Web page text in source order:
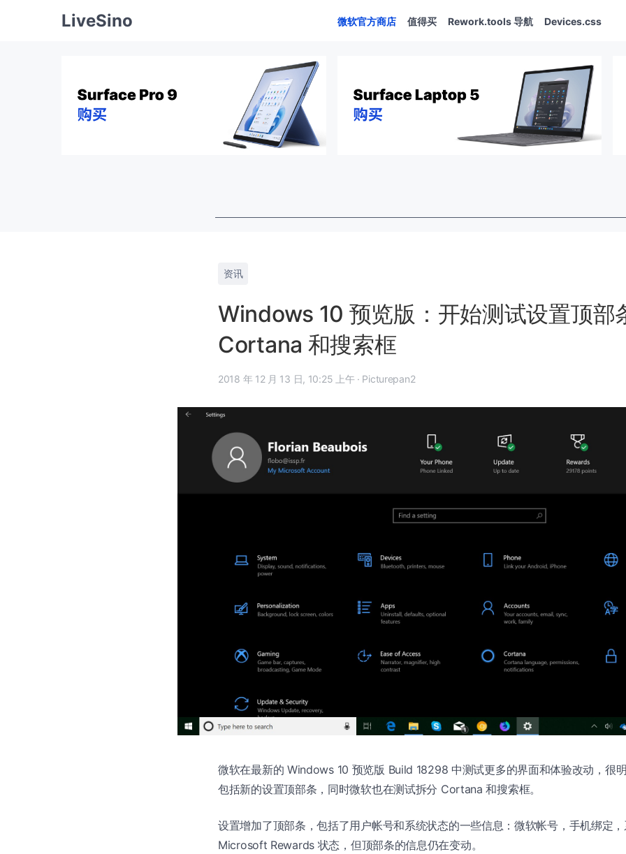
LiveSino 微软官方商店 值得买 Rework.tools 导航 Devices.css
资讯
Windows 10 预览版：开始测试设置顶部
Cortana 和搜索框
2018 年 12 月 13 日, 10:25 上午 · Picturepan2
微软在最新的 Windows 10 预览版 Build 18298 中测试更多的界面和体验改动，很
包括新的设置顶部条，同时微软也在测试拆分 Cortana 和搜索框。
设置增加了顶部条，包括了用户帐号和系统状态的一些信息：微软帐号，手机绑定
Microsoft Rewards 状态，但顶部条的信息仍在变动。